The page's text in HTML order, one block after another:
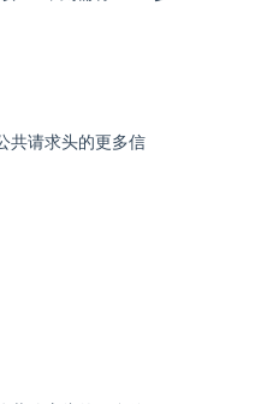
共请求头的更多信